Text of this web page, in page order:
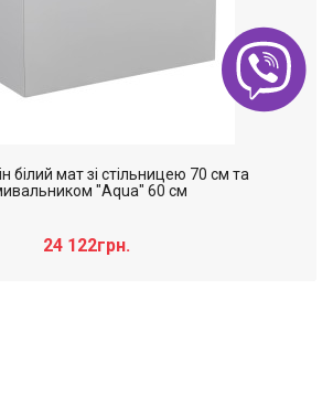
білий мат зі стільницею 70 см та
"Aqua" 60 см
24 122грн.